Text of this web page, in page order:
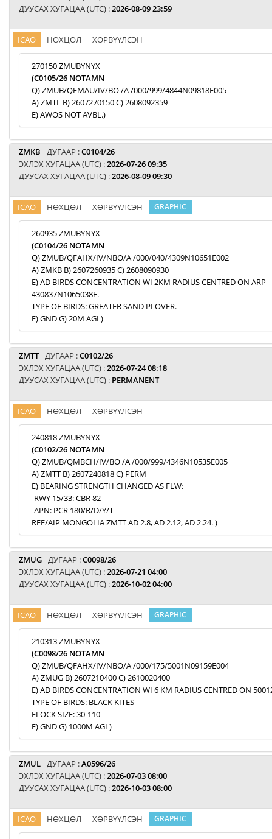
ДУУСАХ ХУГАЦАА (UTC) :2026-08-09 23:59
ICAO НӨХЦӨЛ ХӨРВҮҮЛСЭН
270150 ZMUBYNYX
(C0105/26 NOTAMN
Q) ZMUB/QFMAU/IV/BO /A /000/999/4844N09818E005
A) ZMTL B) 2607270150 C) 2608092359
E) AWOS NOT AVBL.)
ZMKB ДУГААР :C0104/26
ЭХЛЭХ ХУГАЦАА (UTC) :2026-07-26 09:35
ДУУСАХ ХУГАЦАА (UTC) :2026-08-09 09:30
ICAO НӨХЦӨЛ ХӨРВҮҮЛСЭН GRAPHIC
260935 ZMUBYNYX
(C0104/26 NOTAMN
Q) ZMUB/QFAHX/IV/NBO/A /000/040/4309N10651E002
A) ZMKB B) 2607260935 C) 2608090930
E) AD BIRDS CONCENTRATION WI 2KM RADIUS CENTRED ON ARP
430837N1065038E.
TYPE OF BIRDS: GREATER SAND PLOVER.
F) GND G) 20M AGL)
ZMTT ДУГААР :C0102/26
ЭХЛЭХ ХУГАЦАА (UTC) :2026-07-24 08:18
ДУУСАХ ХУГАЦАА (UTC) : PERMANENT
ICAO НӨХЦӨЛ ХӨРВҮҮЛСЭН
240818 ZMUBYNYX
(C0102/26 NOTAMN
Q) ZMUB/QMBCH/IV/BO /A /000/999/4346N10535E005
A) ZMTT B) 2607240818 C) PERM
E) BEARING STRENGTH CHANGED AS FLW:
-RWY 15/33: CBR 82
-APN: PCR 180/R/D/Y/T
REF/AIP MONGOLIA ZMTT AD 2.8, AD 2.12, AD 2.24. )
ZMUG ДУГААР :C0098/26
ЭХЛЭХ ХУГАЦАА (UTC) :2026-07-21 04:00
ДУУСАХ ХУГАЦАА (UTC) :2026-10-02 04:00
ICAO НӨХЦӨЛ ХӨРВҮҮЛСЭН GRAPHIC
210313 ZMUBYNYX
(C0098/26 NOTAMN
Q) ZMUB/QFAHX/IV/NBO/A /000/175/5001N09159E004
A) ZMUG B) 2607210400 C) 2610020400
E) AD BIRDS CONCENTRATION WI 6 KM RADIUS CENTRED ON
TYPE OF BIRDS: BLACK KITES
FLOCK SIZE: 30-110
F) GND G) 1000M AGL)
ZMUL ДУГААР :A0596/26
ЭХЛЭХ ХУГАЦАА (UTC) :2026-07-03 08:00
ДУУСАХ ХУГАЦАА (UTC) :2026-10-03 08:00
ICAO НӨХЦӨЛ ХӨРВҮҮЛСЭН GRAPHIC